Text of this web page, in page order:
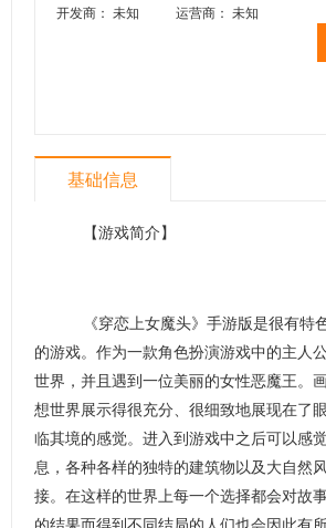
开发商： 未知
运营商： 未知
基础信息
【游戏简介】
《穿恋上女魔头》手游版是很有特
的游戏。作为一款角色扮演游戏中的主人
世界，并且遇到一位美丽的女性恶魔王。
想世界展示得很充分、很细致地展现在了
临其境的感觉。进入到游戏中之后可以感
息，各种各样的独特的建筑物以及大自然
接。在这样的世界上每一个选择都会对故